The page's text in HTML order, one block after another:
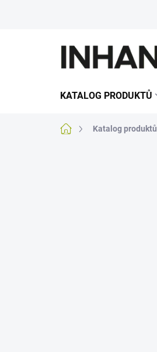
KATALOG PRODUKTŮ
Domů Katalog produktů